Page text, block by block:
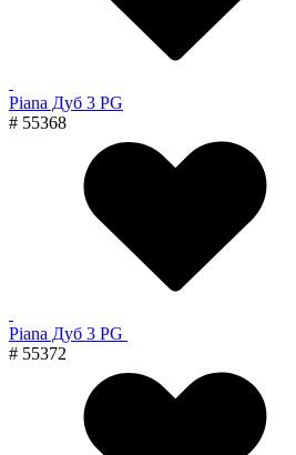
Piana Дуб 3 PG
# 55368
Piana Дуб 3 PG
# 55372